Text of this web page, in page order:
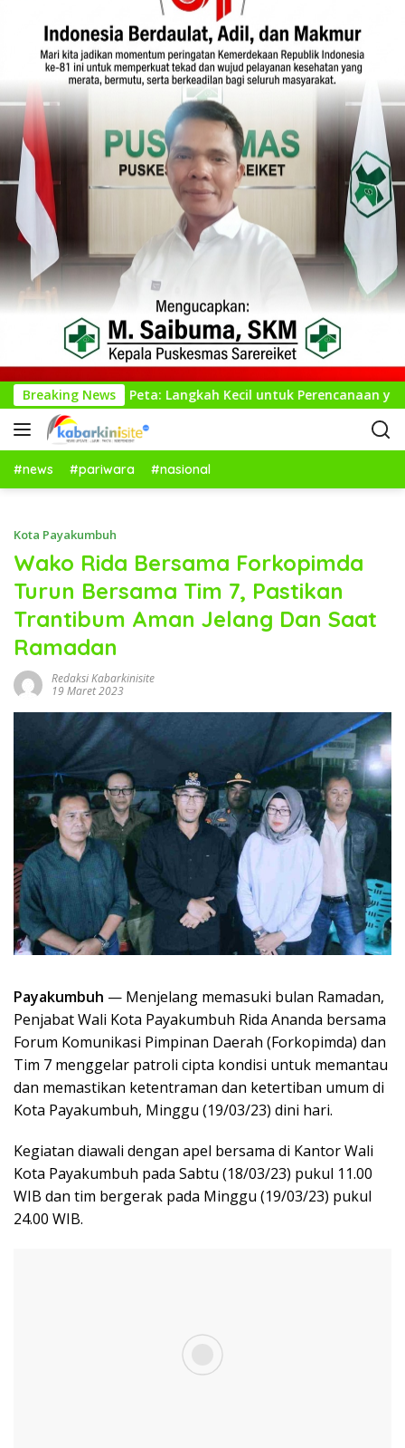
Breaking News
Peta: Langkah Kecil untuk Perencanaan yang Lebih Baik
#news #pariwara #nasional
Kota Payakumbuh
Wako Rida Bersama Forkopimda
Turun Bersama Tim 7, Pastikan
Trantibum Aman Jelang Dan Saat
Ramadan
Redaksi Kabarkinisite
19 Maret 2023
Payakumbuh — Menjelang memasuki bulan Ramadan,
Penjabat Wali Kota Payakumbuh Rida Ananda bersama
Forum Komunikasi Pimpinan Daerah (Forkopimda) dan
Tim 7 menggelar patroli cipta kondisi untuk memantau
dan memastikan ketentraman dan ketertiban umum di
Kota Payakumbuh, Minggu (19/03/23) dini hari.
Kegiatan diawali dengan apel bersama di Kantor Wali
Kota Payakumbuh pada Sabtu (18/03/23) pukul 11.00
WIB dan tim bergerak pada Minggu (19/03/23) pukul
24.00 WIB.